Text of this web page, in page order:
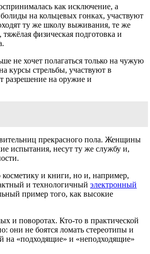
как исключение, а
на кольцевых гонках, участвуют
ту же школу выживания, те же
физическая подготовка и
не хочет полагаться только на чужую
курсы стрельбы, участвуют в
разрешение на оружие и
прекрасного пола. Женщины
испытания, несут ту же службу и,
и книги, но и, например,
и технологичный электронный
пример того, как высокие
и поворотах. Кто-то в практической
они не боятся ломать стереотипы и
на «подходящие» и «неподходящие»